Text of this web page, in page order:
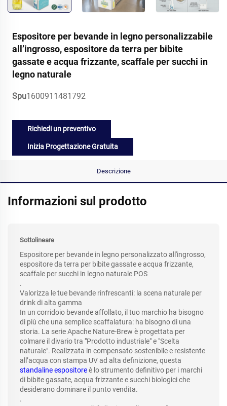
Espositore per bevande in legno personalizzabile
all’ingrosso, espositore da terra per bibite
gassate e acqua frizzante, scaffale per succhi in
legno naturale
Spu1600911481792
Richiedi un preventivo
Inizia Progettazione Gratuita
Descrizione
Informazioni sul prodotto
Sottolineare
Espositore per bevande in legno personalizzato all'ingrosso,
espositore da terra per bibite gassate e acqua frizzante,
scaffale per succhi in legno naturale POS
.
Valorizza le tue bevande rinfrescanti: la scena naturale per
drink di alta gamma
In un corridoio bevande affollato, il tuo marchio ha bisogno
di più che una semplice scaffalatura: ha bisogno di una
storia. La serie Apache Nature-Brew è progettata per
colmare il divario tra "Prodotto industriale" e "Scelta
naturale". Realizzata in compensato sostenibile e resistente
all’acqua con stampa UV ad alta definizione, questa
standaline espositoreè lo strumento definitivo per i marchi
di bibite gassate, acqua frizzante e succhi biologici che
desiderano dominare il punto vendita.
.